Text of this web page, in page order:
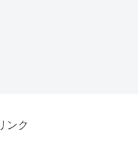
ンク